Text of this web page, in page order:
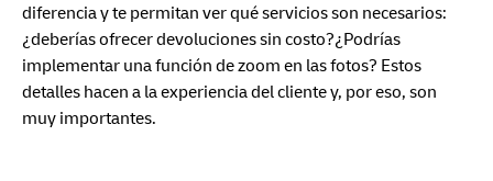
diferencia y te permitan ver qué servicios son necesarios:
¿deberías ofrecer devoluciones sin costo?¿Podrías
implementar una función de zoom en las fotos? Estos
detalles hacen a la experiencia del cliente y, por eso, son
muy importantes.